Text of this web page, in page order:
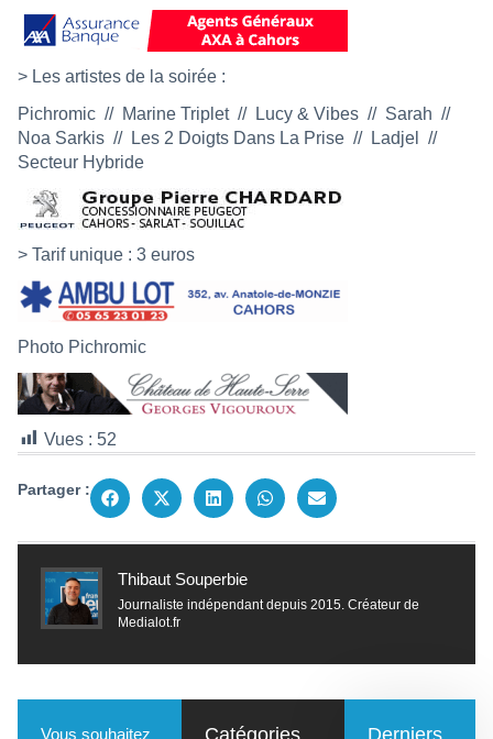
> Les artistes de la soirée :
Pichromic // Marine Triplet // Lucy & Vibes // Sarah //
Noa Sarkis // Les 2 Doigts Dans La Prise // Ladjel //
Secteur Hybride
> Tarif unique : 3 euros
Photo Pichromic
Vues : 52
Partager :
Thibaut Souperbie
Journaliste indépendant depuis 2015. Créateur de
Medialot.fr
Vous souhaitez